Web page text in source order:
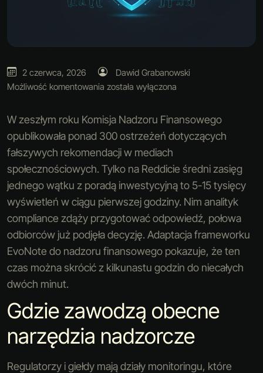
2 czerwca, 2026
Dawid Grabanowski
Możliwość komentowania została wyłączona
W zeszłym roku Komisja Nadzoru Finansowego
opublikowała ponad 300 ostrzeżeń dotyczących
fałszywych rekomendacji w mediach
społecznościowych. Tylko na Reddicie średni zasięg
jednego wątku z poradą inwestycyjną to 5-15 tysięcy
wyświetleń w ciągu pierwszej godziny. Nim analityk
compliance zdąży przygotować odpowiedź, połowa
odbiorców już podjęła decyzję. Adaptacja frameworku
EvoNote do nadzoru finansowego pokazuje, że ten
czas można skrócić z kilkunastu godzin do niecałych
dwóch minut.
Gdzie zawodzą obecne
narzędzia nadzorcze
Regulatorzy i giełdy mają działy monitoringu, które